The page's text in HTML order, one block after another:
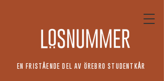
EN FRISTÅENDE DEL AV ÖREBRO STUDENTKÅR